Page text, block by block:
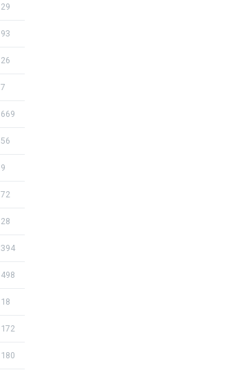
29
93
26
7
669
56
9
72
28
394
498
18
172
180